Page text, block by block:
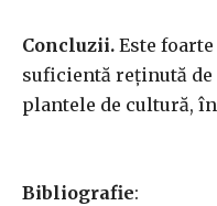
Concluzii. Este
suficientă reţinută
plantele de cultură,
Bibliografie: